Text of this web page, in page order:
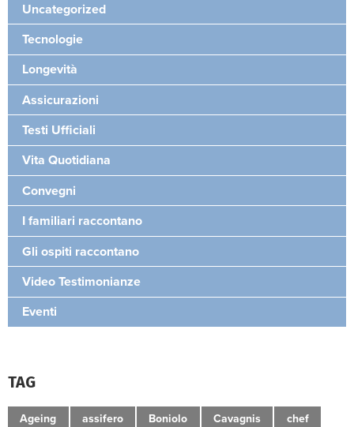
Uncategorized
Tecnologie
Longevità
Assicurazioni
Testi Ufficiali
Vita Quotidiana
Convegni
I familiari raccontano
Gli ospiti raccontano
Video Testimonianze
Eventi
TAG
Ageing assifero Boniolo Cavagnis chef